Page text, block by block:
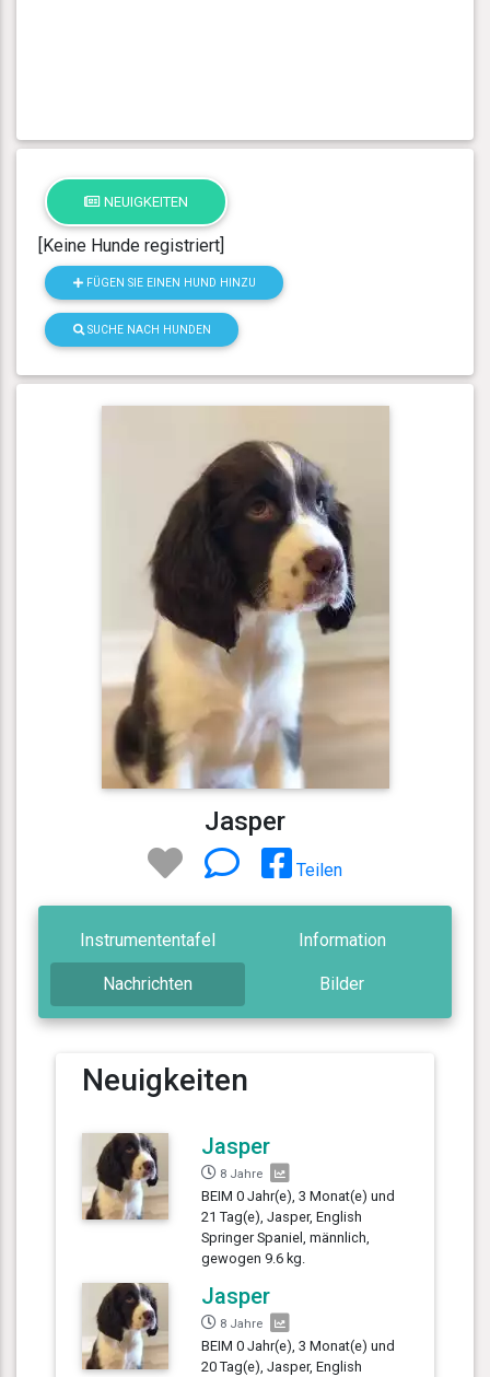
NEUIGKEITEN
[Keine Hunde registriert]
FÜGEN SIE EINEN HUND HINZU
SUCHE NACH HUNDEN
Jasper
Teilen
Instrumententafel Information
Nachrichten Bilder
Neuigkeiten
Jasper
8 Jahre
BEIM 0 Jahr(e), 3 Monat(e) und
21 Tag(e), Jasper, English
Springer Spaniel, männlich,
gewogen 9.6 kg.
Jasper
8 Jahre
BEIM 0 Jahr(e), 3 Monat(e) und
20 Tag(e), Jasper, English